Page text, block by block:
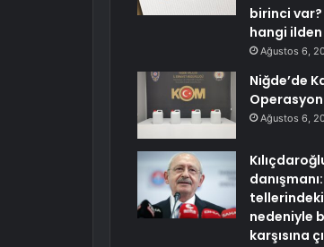
birinci var?
hangi ilden
Ağustos 6,
Niğde’de
Ağustos 6,
nedeniyle
karşısına